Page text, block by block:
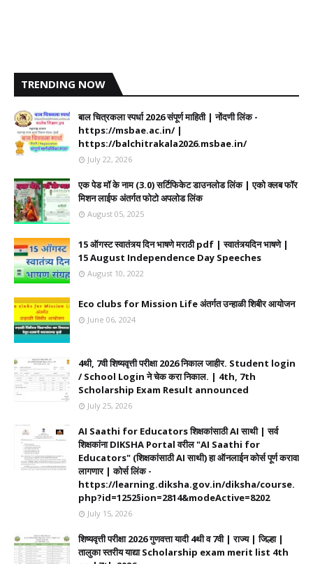
TRENDING NOW
बाल चित्रकला स्पर्धा 2026 संपूर्ण माहिती | नोंदणी लिंक -
https://msbae.ac.in/ |
https://balchitrakala2026.msbae.in/
July 22, 2026
एक पेड मॉ के नाम (3.0) सर्टिफिकेट डाउनलोड लिंक | एको क्लब फॉर
मिशन लाईफ अंतर्गत फोटो अपलोड लिंक
August 05, 2025
15 ऑगस्ट स्वातंत्र्य दिन भाषणे मराठी pdf | स्वातंत्र्यदिन भाषणे |
15 August Independence Day Speeches
August 10, 2022
Eco clubs for Mission Life अंतर्गत उन्हाळी शिबीर आयोजन
June 06, 2024
4थी, 7वी शिष्यवृत्ती परीक्षा 2026 निकाल जाहीर. Student login
/ School Login ने चेक करा निकाल. | 4th, 7th
Scholarship Exam Result announced
July 25, 2026
AI Saathi for Educators शिक्षकांसाठी AI साथी | सर्व
शिक्षकांना DIKSHA Portal वरील "AI Saathi for
Educators" (शिक्षकांसाठी AI साथी) हा ऑनलाईन कोर्स पूर्ण करावा
लागणार | कोर्स लिंक -
https://learning.diksha.gov.in/diksha/course.
php?id=1252§ion=2814&modeActive=8202
July 15, 2026
शिष्यवृत्ती परीक्षा 2026 गुणवत्ता यादी 4थी व 7वी | राज्य | जिल्हा |
तालुका स्तरीय याद्या Scholarship exam merit list 4th